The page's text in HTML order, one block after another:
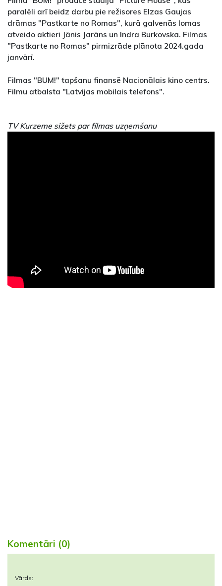
paralēli arī beidz darbu pie režisores Elzas Gaujas
drāmas "Pastkarte no Romas", kurā galvenās lomas
atveido aktieri Jānis Jarāns un Indra Burkovska. Filmas
"Pastkarte no Romas" pirmizrāde plānota 2024.gada
janvārī.
Filmas "BUM!" tapšanu finansē Nacionālais kino centrs.
Filmu atbalsta "Latvijas mobilais telefons".
TV Kurzeme sižets par filmas uzņemšanu
Komentāri (0)
Vārds: